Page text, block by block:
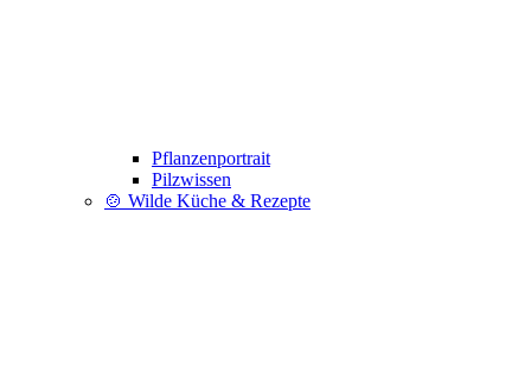
Pflanzenportrait
Pilzwissen
🍲 Wilde Küche & Rezepte